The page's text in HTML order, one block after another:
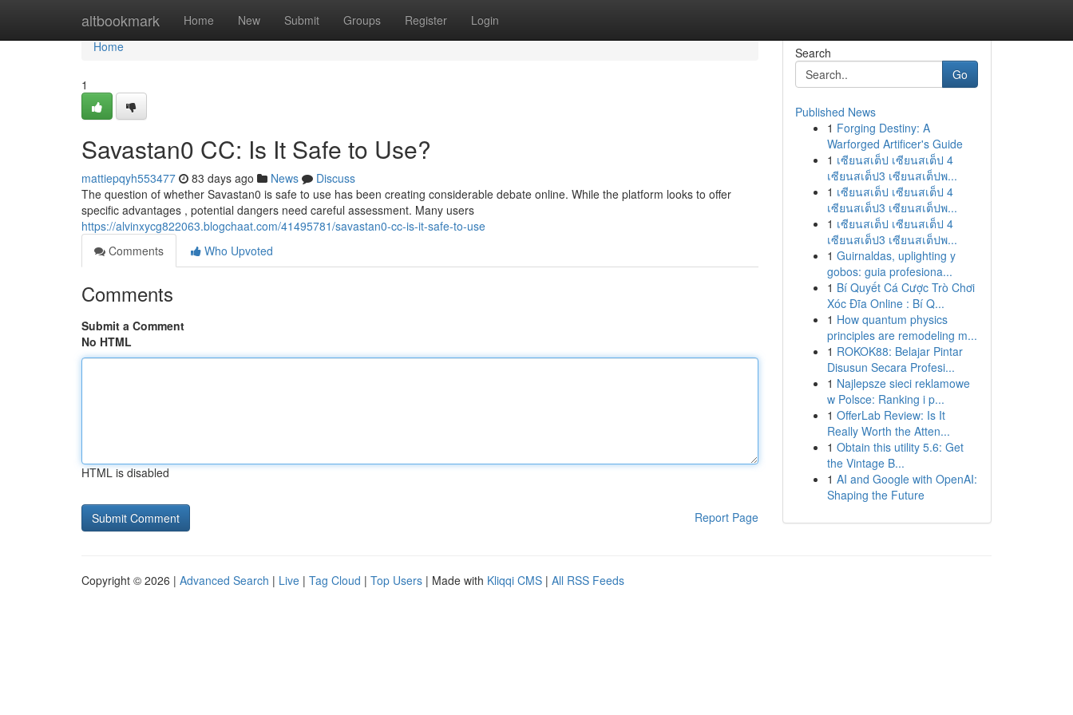
altbookmark Home New Submit Groups Register Login
Home
Home
1
Savastan0 CC: Is It Safe to Use?
mattiepqyh553477 83 days ago News
Discuss
The question of whether Savastan0 is safe to use has been creating considerable debate online. While the platform looks to offer
specific advantages , potential dangers need careful assessment. Many users
https://alvinxycg822063.blogchaat.com/41495781/savastan0-cc-is-it-safe-to-use
Comments
Who Upvoted
Comments
Submit a Comment
No HTML
HTML is disabled
Report Page
Search
Go
Published News
1 Forging Destiny: A
Warforged Artificer's Guide
1 เซียนสเต็ป เซียนสเต็ป 4
เซียนสเต็ป3 เซียนสเต็ปพ...
1 เซียนสเต็ป เซียนสเต็ป 4
เซียนสเต็ป3 เซียนสเต็ปพ...
1 เซียนสเต็ป เซียนสเต็ป 4
เซียนสเต็ป3 เซียนสเต็ปพ...
1 Guirnaldas, uplighting y
gobos: guia profesiona...
1 Bí Quyết Cá Cược Trò Chơi
Xóc Đĩa Online : Bí Q...
1 How quantum physics
principles are remodeling m...
1 ROKOK88: Belajar Pintar
Disusun Secara Profesi...
1 Najlepsze sieci reklamowe
w Polsce: Ranking i p...
1 OfferLab Review: Is It
Really Worth the Atten...
1 Obtain this utility 5.6: Get
the Vintage B...
1 AI and Google with OpenAI:
Shaping the Future
Copyright © 2026 | Advanced Search | Live | Tag Cloud | Top Users | Made with Kliqqi CMS | All RSS Feeds